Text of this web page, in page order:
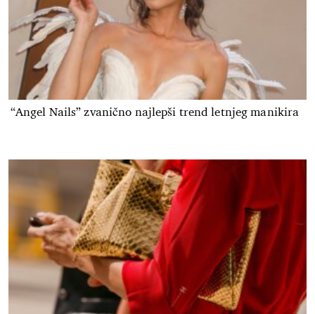
“Angel Nails” zvanično najlepši trend letnjeg manikira